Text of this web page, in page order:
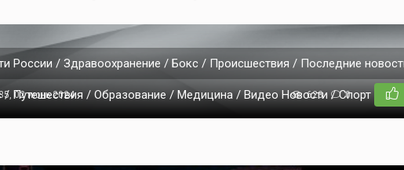
России / Здравоохранение / Бокс / Происшествия / Последние
/ Путешествия / Образование / Медицина / Видео Новости / Спорт /
02 июнь 2024 623 0